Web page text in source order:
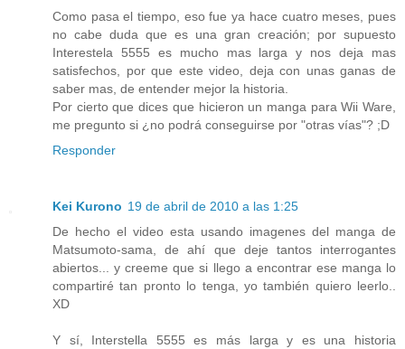
Como pasa el tiempo, eso fue ya hace cuatro meses, pues
no cabe duda que es una gran creación; por supuesto
Interestela 5555 es mucho mas larga y nos deja mas
satisfechos, por que este video, deja con unas ganas de
saber mas, de entender mejor la historia.
Por cierto que dices que hicieron un manga para Wii Ware,
me pregunto si ¿no podrá conseguirse por "otras vías"? ;D
Responder
Kei Kurono 19 de abril de 2010 a las 1:25
De hecho el video esta usando imagenes del manga de
Matsumoto-sama, de ahí que deje tantos interrogantes
abiertos... y creeme que si llego a encontrar ese manga lo
compartiré tan pronto lo tenga, yo también quiero leerlo..
XD
Y sí, Interstella 5555 es más larga y es una historia